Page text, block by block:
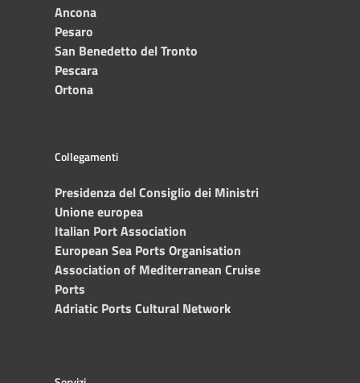
Ancona
Pesaro
San Benedetto del Tronto
Pescara
Ortona
Collegamenti
Presidenza del Consiglio dei Ministri
Unione europea
Italian Port Association
European Sea Ports Organisation
Association of Mediterranean Cruise
Ports
Adriatic Ports Cultural Network